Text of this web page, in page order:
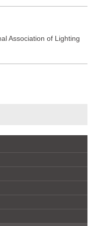
Association of Lighting